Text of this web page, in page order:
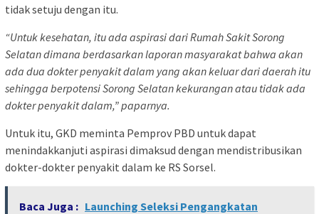
tidak setuju dengan itu.
“Untuk kesehatan, itu ada aspirasi dari Rumah Sakit Sorong
Selatan dimana berdasarkan laporan masyarakat bahwa akan
ada dua dokter penyakit dalam yang akan keluar dari daerah itu
sehingga berpotensi Sorong Selatan kekurangan atau tidak ada
dokter penyakit dalam,” paparnya.
Untuk itu, GKD meminta Pemprov PBD untuk dapat
menindakkanjuti aspirasi dimaksud dengan mendistribusikan
dokter-dokter penyakit dalam ke RS Sorsel.
Baca Juga : Launching Seleksi Pengangkatan